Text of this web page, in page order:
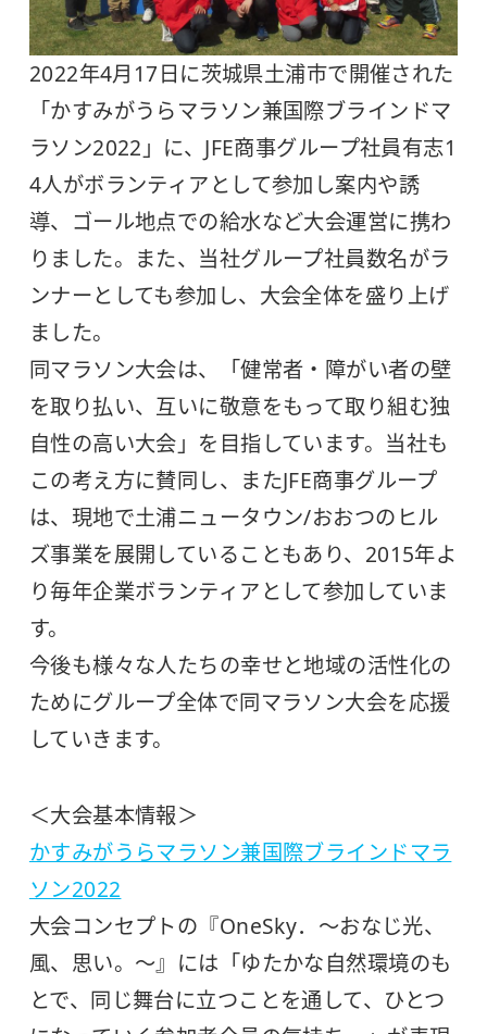
2022年4月17日に茨城県土浦市で開催された
「かすみがうらマラソン兼国際ブラインドマ
ラソン2022」に、JFE商事グループ社員有志1
4人がボランティアとして参加し案内や誘
導、ゴール地点での給水など大会運営に携わ
りました。また、当社グループ社員数名がラ
ンナーとしても参加し、大会全体を盛り上げ
ました。
同マラソン大会は、「健常者・障がい者の壁
を取り払い、互いに敬意をもって取り組む独
自性の高い大会」を目指しています。当社も
この考え方に賛同し、またJFE商事グループ
は、現地で土浦ニュータウン/おおつのヒル
ズ事業を展開していることもあり、2015年よ
り毎年企業ボランティアとして参加していま
す。
今後も様々な人たちの幸せと地域の活性化の
ためにグループ全体で同マラソン大会を応援
していきます。
＜大会基本情報＞
かすみがうらマラソン兼国際ブラインドマラ
ソン2022
大会コンセプトの『OneSky．～おなじ光、
風、思い。～』には「ゆたかな自然環境のも
とで、同じ舞台に立つことを通して、ひとつ